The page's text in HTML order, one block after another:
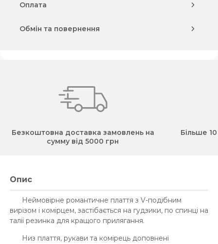
Оплата
Обмін та повернення
Безкоштовна доставка замовлень на
сумму від 5000 грн
Більше
Опис
Неймовірне романтичне плаття з V-подібним
вирізом і комірцем, застібається на гудзики, по спинці на
талії резинка для кращого прилягання.
Низ плаття, рукави та комірець доповнені